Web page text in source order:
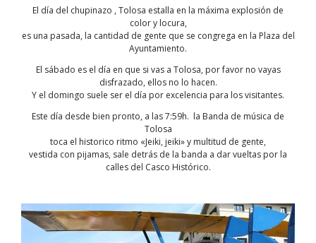
El día del chupinazo , Tolosa estalla en la máxima explosión de
color y locura,
es una pasada, la cantidad de gente que se congrega en la Plaza del
Ayuntamiento.
El sábado es el día en que si vas a Tolosa, por favor no vayas
disfrazado, ellos no lo hacen.
Y el domingo suele ser el día por excelencia para los visitantes.
Este día desde bien pronto, a las 7:59h. la Banda de música de
Tolosa
toca el historico ritmo «Jeiki, jeiki» y multitud de gente,
vestida con pijamas, sale detrás de la banda a dar vueltas por la
calles del Casco Histórico.